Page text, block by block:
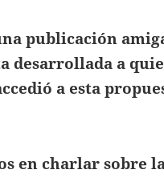
publicación
desarrollada a
a esta
en charlar sobre